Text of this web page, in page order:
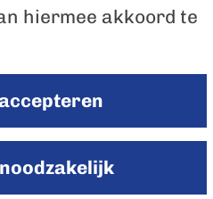
hiermee akkoord te
Het
De Efteling
Breda
Oosterhout